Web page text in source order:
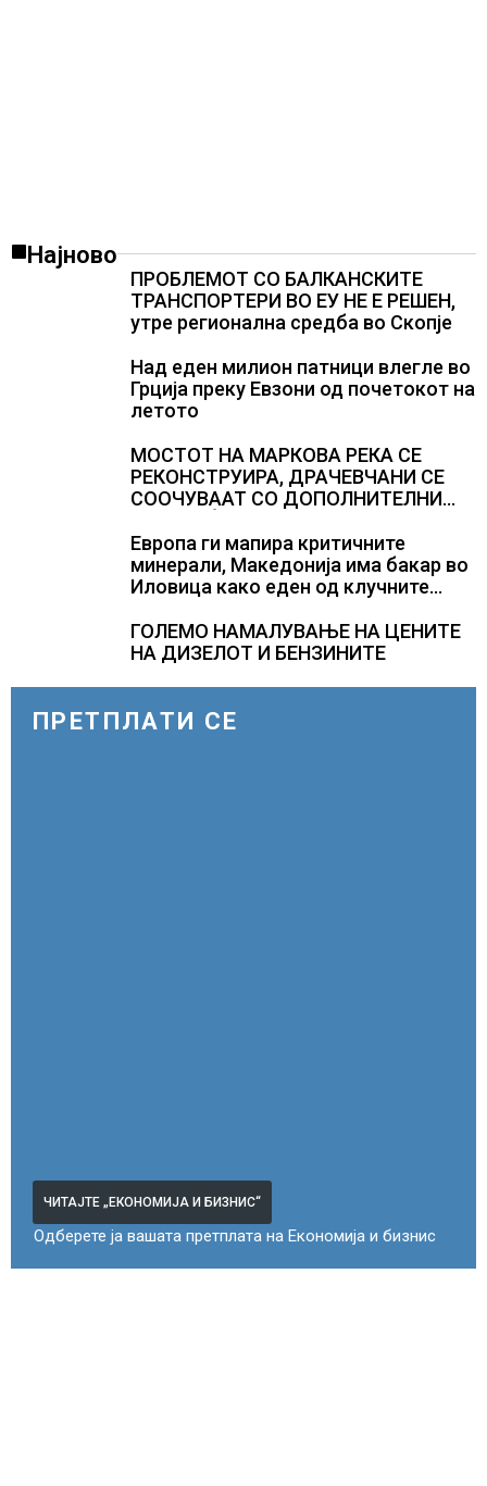
Најново
ПРОБЛЕМОТ СО БАЛКАНСКИТЕ
ТРАНСПОРТЕРИ ВО ЕУ НЕ Е РЕШЕН,
утре регионална средба во Скопје
Над еден милион патници влегле во
Грција преку Евзони од почетокот на
летото
МОСТОТ НА МАРКОВА РЕКА СЕ
РЕКОНСТРУИРА, ДРАЧЕВЧАНИ СЕ
СООЧУВААТ СО ДОПОЛНИТЕЛНИ
Европа ги мапира критичните
минерали, Македонија има бакар во
Иловица како еден од клучните
ГОЛЕМО НАМАЛУВАЊЕ НА ЦЕНИТЕ
НА ДИЗЕЛОТ И БЕНЗИНИТЕ
ПРЕТПЛАТИ СЕ
ЧИТАЈТЕ „ЕКОНОМИЈА И БИЗНИС“
Одберете ја вашата претплата на Економија и бизнис